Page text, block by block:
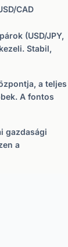
CAD
(USD/JPY,
Stabil,
a teljes
A fontos
gazdasági
a